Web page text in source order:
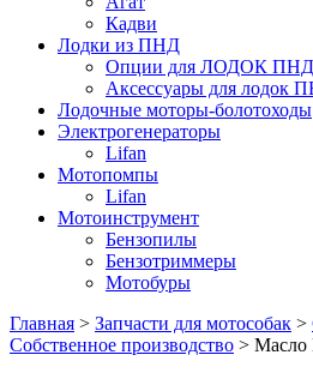
Кадви
Лодки из ПНД
Опции для ЛОДОК ПНД
Аксессуары для лодок
Лодочные моторы-болотоходы
Электрогенераторы
Lifan
Мотопомпы
Lifan
Мотоинструмент
Бензопилы
Бензотриммеры
Мотобуры
Главная > Запчасти для мотособак >
Собственное производство > Масло